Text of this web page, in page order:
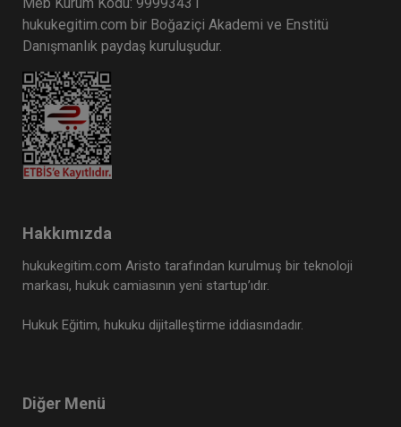
hukukegitim.com bir Boğaziçi Akademi ve Enstitü
Danışmanlık paydaş kuruluşudur.
Hakkımızda
hukukegitim.com Aristo tarafından kurulmuş bir teknoloji
markası, hukuk camiasının yeni startup’ıdır.
Hukuk Eğitim, hukuku dijitalleştirme iddiasındadır.
Diğer Menü